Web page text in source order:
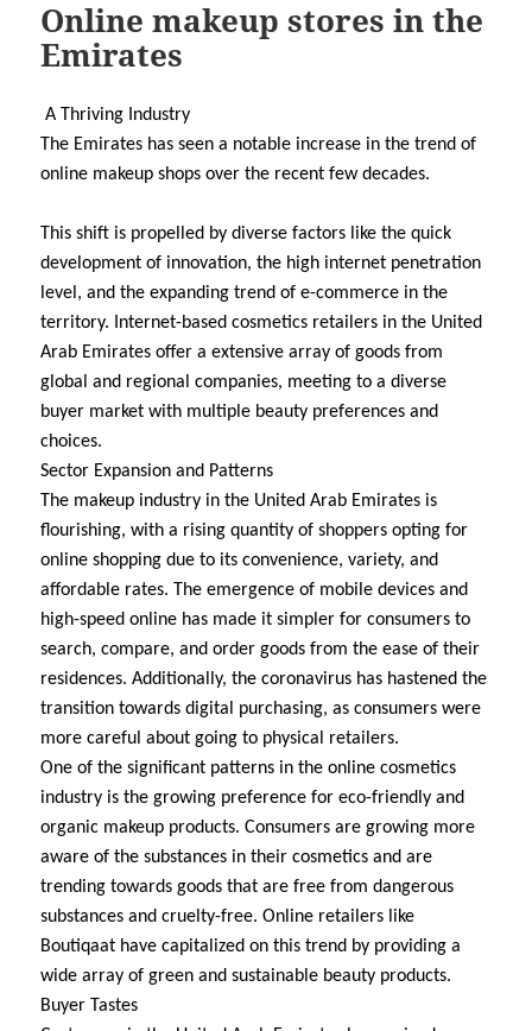
Online makeup stores in the
Emirates
A Thriving Industry
The Emirates has seen a notable increase in the trend of
online makeup shops over the recent few decades.
This shift is propelled by diverse factors like the quick
development of innovation, the high internet penetration
level, and the expanding trend of e-commerce in the
territory. Internet-based cosmetics retailers in the United
Arab Emirates offer a extensive array of goods from
global and regional companies, meeting to a diverse
buyer market with multiple beauty preferences and
choices.
Sector Expansion and Patterns
The makeup industry in the United Arab Emirates is
flourishing, with a rising quantity of shoppers opting for
online shopping due to its convenience, variety, and
affordable rates. The emergence of mobile devices and
high-speed online has made it simpler for consumers to
search, compare, and order goods from the ease of their
residences. Additionally, the coronavirus has hastened the
transition towards digital purchasing, as consumers were
more careful about going to physical retailers.
One of the significant patterns in the online cosmetics
industry is the growing preference for eco-friendly and
organic makeup products. Consumers are growing more
aware of the substances in their cosmetics and are
trending towards goods that are free from dangerous
substances and cruelty-free. Online retailers like
Boutiqaat have capitalized on this trend by providing a
wide array of green and sustainable beauty products.
Buyer Tastes